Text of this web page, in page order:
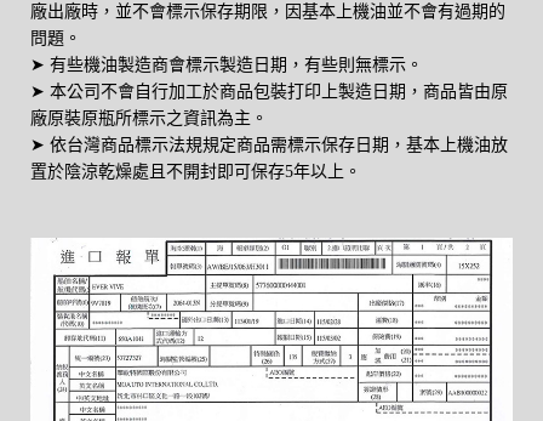
廠出廠時，並不會標示保存期限，因基本上機油並不會有過期的
問題。
➤ 有些機油製造商會標示製造日期，有些則無標示。
➤ 本公司不會自行加工於商品包裝打印上製造日期，商品皆由原
廠原裝原瓶所標示之資訊為主。
➤ 依台灣商品標示法規規定商品需標示保存日期，基本上機油放
置於陰涼乾燥處且不開封即可保存5年以上。